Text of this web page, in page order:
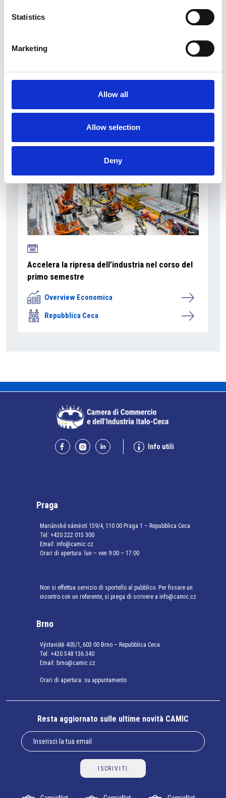
Statistics
Marketing
Allow all
Allow selection
Deny
L’interscambio Italia – Repubblica ha superato
nel primo semestre i dieci miliardi di euro
Interviste
Overview Economica
Repubblica Ceca
Accelera la ripresa dell’industria nel corso del
primo semestre
Overview Economica
Repubblica Ceca
Info utili
Praga
Mariánské náměstí 159/4, 110 00 Praga 1 – Repubblica Ceca
Tel: +420 222 015 300
Email: info@camic.cz
Orari di apertura: lun – ven 9:00 – 17:00
Non si effettua servizio di sportello al pubblico. Per fissare un
incontro con un referente, si prega di scrivere a info@camic.cz
Brno
Výstaviště 405/1, 603 00 Brno – Repubblica Ceca
Tel: +420 548 136 340
Email: brno@camic.cz
Orari di apertura: su appuntamento
Resta aggiornato sulle ultime novità CAMIC
ISCRIVITI